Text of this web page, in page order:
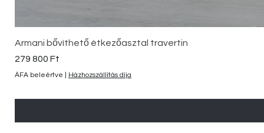
Armani bővíthető étkezőasztal travertin
Ár
279 800 Ft
ÁFA beleértve Házhozszállítás díja